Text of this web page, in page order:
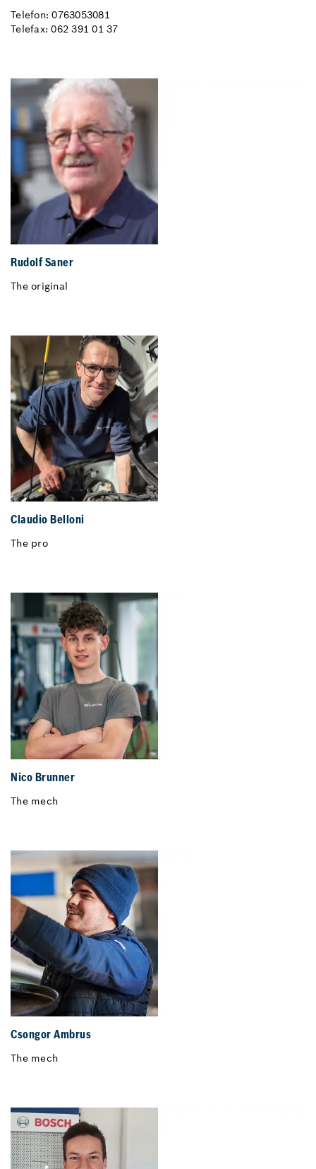
Telefon: 0763053081
Telefax: 062 391 01 37
Rudolf Saner
The original
Claudio Belloni
The pro
Nico Brunner
The mech
Csongor Ambrus
The mech